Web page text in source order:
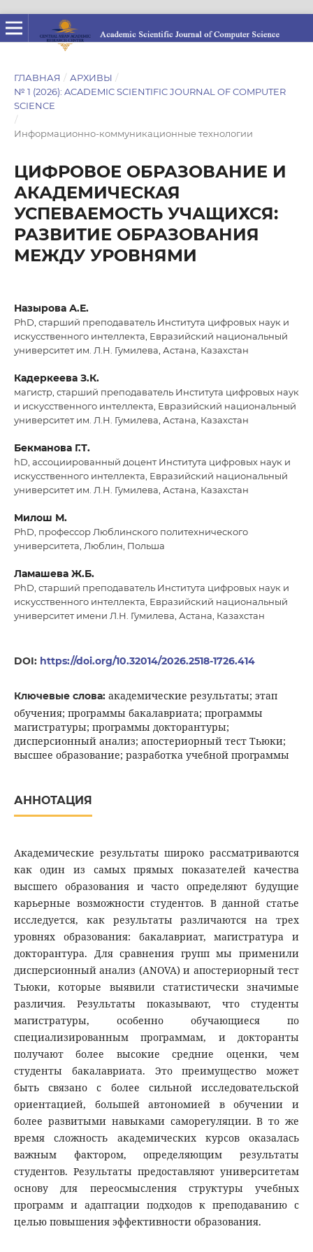
ГЛАВНАЯ / АРХИВЫ /
№ 1 (2026): ACADEMIC SCIENTIFIC JOURNAL OF COMPUTER
SCIENCE
/
Информационно-коммуникационные технологии
ЦИФРОВОЕ ОБРАЗОВАНИЕ И
АКАДЕМИЧЕСКАЯ
УСПЕВАЕМОСТЬ УЧАЩИХСЯ:
РАЗВИТИЕ ОБРАЗОВАНИЯ
МЕЖДУ УРОВНЯМИ
Назырова А.Е.
PhD, старший преподаватель Института цифровых наук и
искусственного интеллекта, Евразийский национальный
университет им. Л.Н. Гумилева, Астана, Казахстан
Кадеркеева З.К.
магистр, старший преподаватель Института цифровых наук
и искусственного интеллекта, Евразийский национальный
университет им. Л.Н. Гумилева, Астана, Казахстан
Бекманова Г.Т.
hD, ассоциированный доцент Института цифровых наук и
искусственного интеллекта, Евразийский национальный
университет им. Л.Н. Гумилева, Астана, Казахстан
Милош М.
PhD, профессор Люблинского политехнического
университета, Люблин, Польша
Ламашева Ж.Б.
PhD, старший преподаватель Института цифровых наук и
искусственного интеллекта, Евразийский национальный
университет имени Л.Н. Гумилева, Астана, Казахстан
DOI: https://doi.org/10.32014/2026.2518-1726.414
Ключевые слова: академические результаты; этап
обучения; программы бакалавриата; программы
магистратуры; программы докторантуры;
дисперсионный анализ; апостериорный тест Тьюки;
высшее образование; разработка учебной программы
АННОТАЦИЯ
Академические результаты широко рассматриваются
как один из самых прямых показателей качества
высшего образования и часто определяют будущие
карьерные возможности студентов. В данной статье
исследуется, как результаты различаются на трех
уровнях образования: бакалавриат, магистратура и
докторантура. Для сравнения групп мы применили
дисперсионный анализ (ANOVA) и апостериорный тест
Тьюки, которые выявили статистически значимые
различия. Результаты показывают, что студенты
магистратуры, особенно обучающиеся по
специализированным программам, и докторанты
получают более высокие средние оценки, чем
студенты бакалавриата. Это преимущество может
быть связано с более сильной исследовательской
ориентацией, большей автономией в обучении и
более развитыми навыками саморегуляции. В то же
время сложность академических курсов оказалась
важным фактором, определяющим результаты
студентов. Результаты предоставляют университетам
основу для переосмысления структуры учебных
программ и адаптации подходов к преподаванию с
целью повышения эффективности образования.